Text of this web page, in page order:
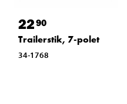
2290
Trailerstik, 7-polet
34-1768